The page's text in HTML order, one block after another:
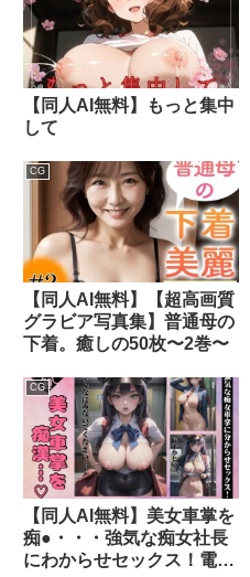
【同人AI無料】もっと集中
して
CG
【同人AI無料】【超高画質
グラビア写真集】普通母の
下着。癒しの50枚〜2巻〜
CG
【同人AI無料】美女車掌を
痴●・・・強気な痴女社長
にわからせセックス！電車